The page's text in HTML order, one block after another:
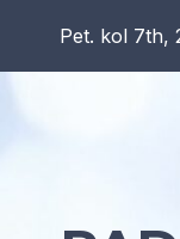
Pet. kol 7th,